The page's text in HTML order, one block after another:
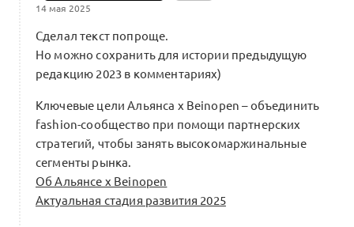
ценностей (бизнес-экосистем)
библиотеку решений внутри
платформы Посты месяца
Якутская новая волна 0 комментариев
Интро: Рустэм Хайбуллин 1
Интро:Татьяна Минковская
14 мая 2025
Сделал текст попроще.
Но можно сохранить для истории предыдущую
редакцию 2023 в комментариях)
Ключевые цели Альянса x Beinopen – объединить
fashion-сообщество при помощи партнерских
стратегий, чтобы занять высокомаржинальные
сегменты рынка.
Об Альянсе х Beinopen
Актуальная стадия развития 2025